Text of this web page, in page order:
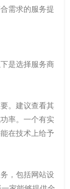
需求的服务提
是选择服务商
。建议查看其
率。一个有实
在技术上给予
，包括网站设